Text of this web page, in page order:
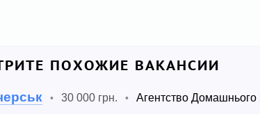
ПОХОЖИЕ ВАКАНСИИ
• 30 000 грн. •
Агентство